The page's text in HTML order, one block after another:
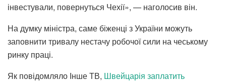
інвестували, повернуться Чехії», — наголосив він.
На думку міністра, саме біженці з України можуть
заповнити тривалу нестачу робочої сили на чеському
ринку праці.
Як повідомляло Інше ТВ, Швейцарія заплатить